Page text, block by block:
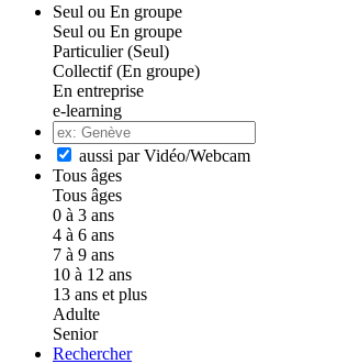
Seul ou En groupe
Seul ou En groupe
Particulier (Seul)
Collectif (En groupe)
En entreprise
e-learning
aussi par Vidéo/Webcam
Tous âges
Tous âges
0 à 3 ans
4 à 6 ans
7 à 9 ans
10 à 12 ans
13 ans et plus
Adulte
Senior
Rechercher